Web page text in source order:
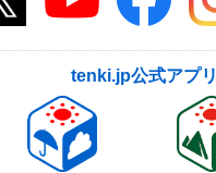
tenki.jp公式アプリ